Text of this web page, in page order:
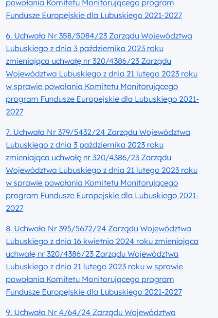
powołania Komitetu Monitorującego program
Fundusze Europejskie dla Lubuskiego 2021-2027
6. Uchwała Nr 358/5084/23 Zarządu Województwa
Lubuskiego z dnia 3 października 2023 roku
zmieniająca uchwałę nr 320/4386/23 Zarządu
Województwa Lubuskiego z dnia 21 lutego 2023 roku
w sprawie powołania Komitetu Monitorującego
program Fundusze Europejskie dla Lubuskiego 2021-
2027
7. Uchwała Nr 379/5432/24 Zarządu Województwa
Lubuskiego z dnia 3 października 2023 roku
zmieniająca uchwałę nr 320/4386/23 Zarządu
Województwa Lubuskiego z dnia 21 lutego 2023 roku
w sprawie powołania Komitetu Monitorującego
program Fundusze Europejskie dla Lubuskiego 2021-
2027
8. Uchwała Nr 395/5672/24 Zarządu Województwa
Lubuskiego z dnia 16 kwietnia 2024 roku zmieniająca
uchwałę nr 320/4386/23 Zarządu Województwa
Lubuskiego z dnia 21 lutego 2023 roku w sprawie
powołania Komitetu Monitorującego program
Fundusze Europejskie dla Lubuskiego 2021-2027
9. Uchwała Nr 4/64/24 Zarządu Województwa